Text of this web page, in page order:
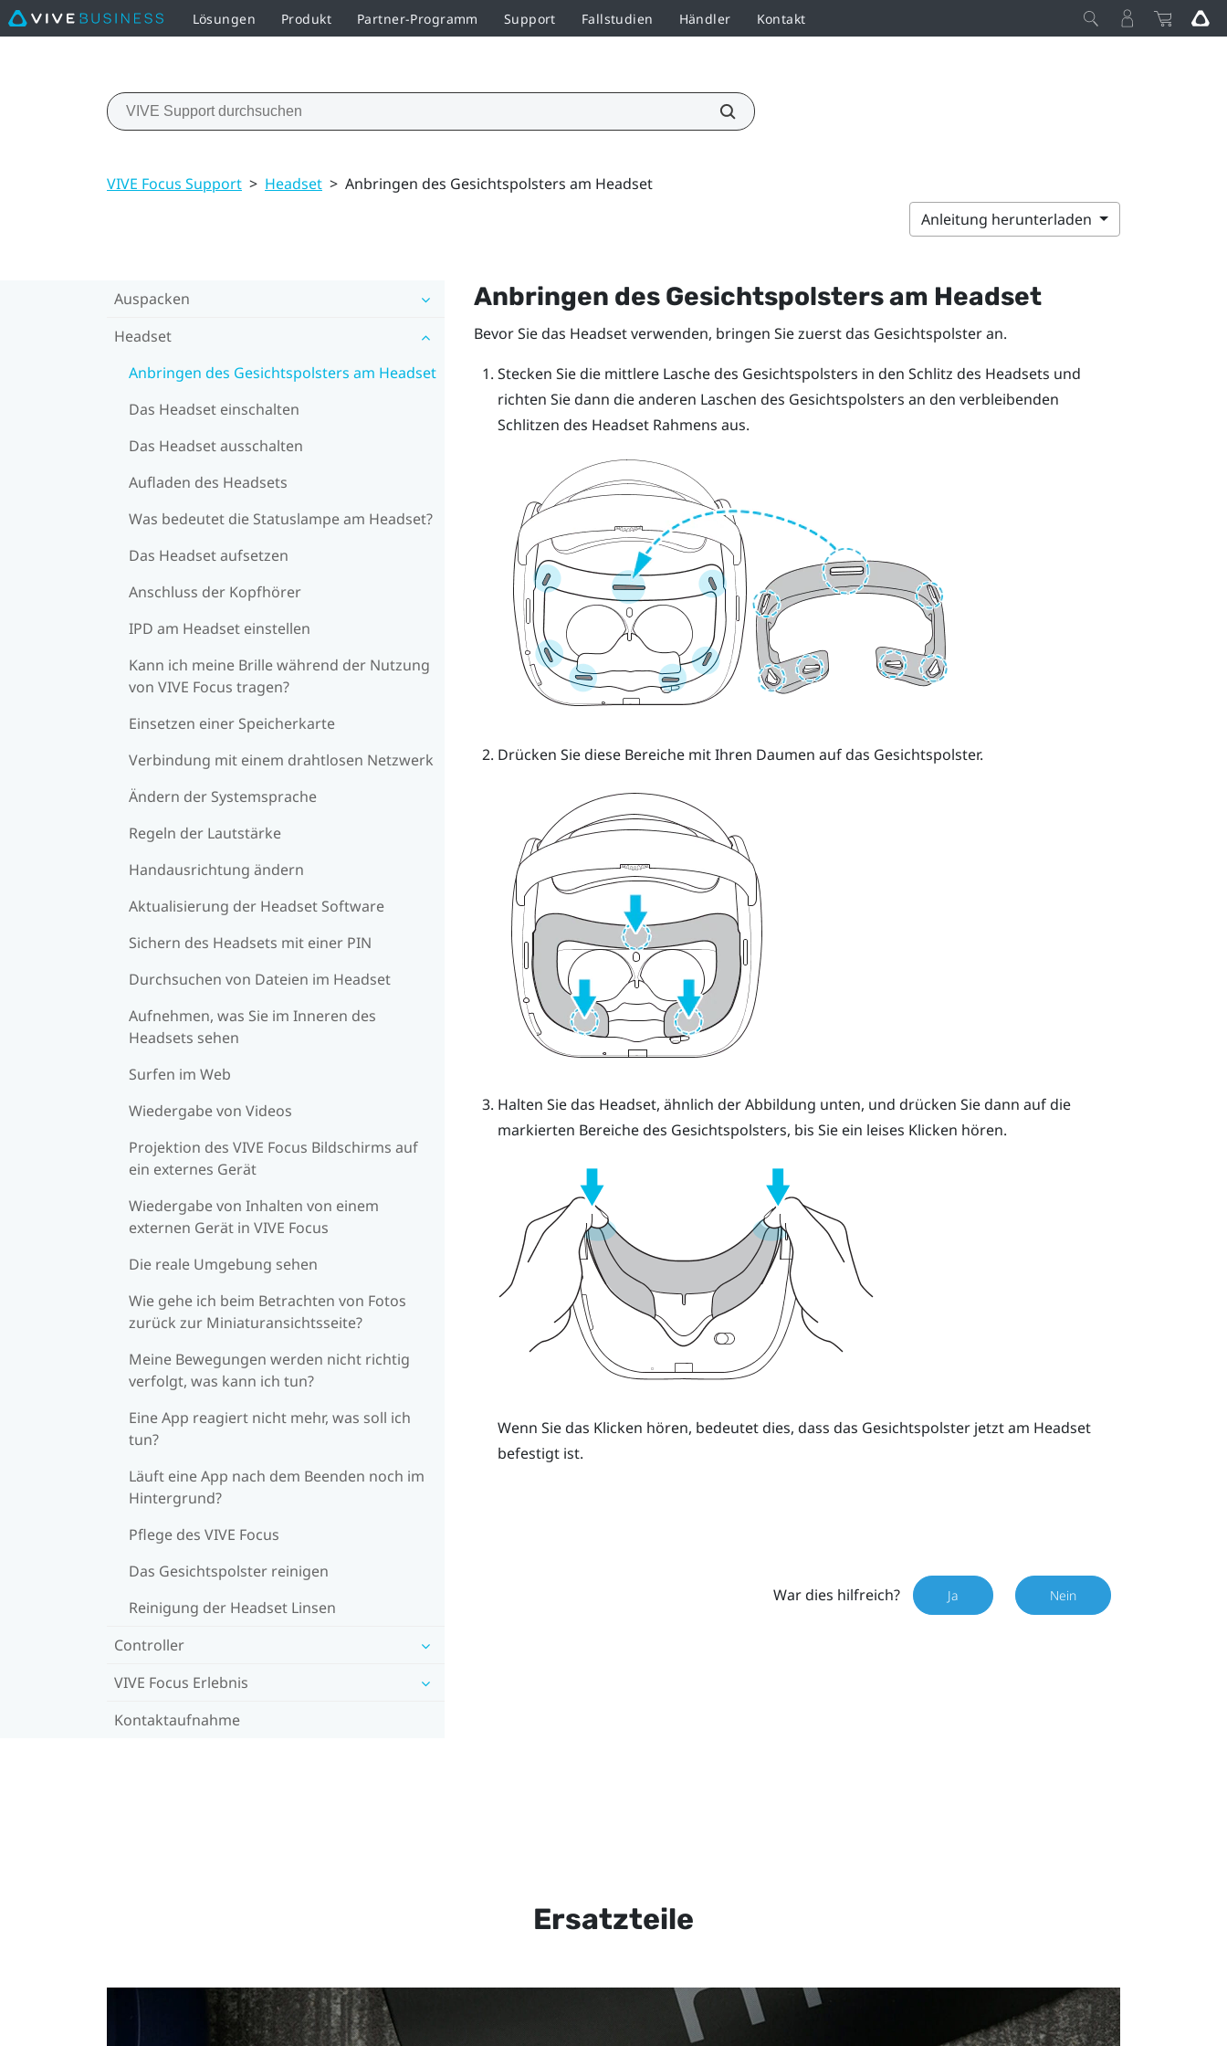
Lösungen Produkt Partner-Programm Support Fallstudien Händler Kontakt
VIVE Focus Support > Headset > Anbringen des Gesichtspolsters am Headset
Anleitung herunterladen
Auspacken
Headset
Anbringen des Gesichtspolsters am Headset
Das Headset einschalten
Das Headset ausschalten
Aufladen des Headsets
Was bedeutet die Statuslampe am Headset?
Das Headset aufsetzen
Anschluss der Kopfhörer
IPD am Headset einstellen
Kann ich meine Brille während der Nutzung
von VIVE Focus tragen?
Einsetzen einer Speicherkarte
Verbindung mit einem drahtlosen Netzwerk
Ändern der Systemsprache
Regeln der Lautstärke
Handausrichtung ändern
Aktualisierung der Headset Software
Sichern des Headsets mit einer PIN
Durchsuchen von Dateien im Headset
Aufnehmen, was Sie im Inneren des
Headsets sehen
Surfen im Web
Wiedergabe von Videos
Projektion des VIVE Focus Bildschirms auf
ein externes Gerät
Wiedergabe von Inhalten von einem
externen Gerät in VIVE Focus
Die reale Umgebung sehen
Wie gehe ich beim Betrachten von Fotos
zurück zur Miniaturansichtsseite?
Meine Bewegungen werden nicht richtig
verfolgt, was kann ich tun?
Eine App reagiert nicht mehr, was soll ich
tun?
Läuft eine App nach dem Beenden noch im
Hintergrund?
Pflege des VIVE Focus
Das Gesichtspolster reinigen
Reinigung der Headset Linsen
Controller
VIVE Focus Erlebnis
Kontaktaufnahme
Anbringen des Gesichtspolsters am Headset
Bevor Sie das Headset verwenden, bringen Sie zuerst das Gesichtspolster an.
Stecken Sie die mittlere Lasche des Gesichtspolsters in den Schlitz des Headsets und
richten Sie dann die anderen Laschen des Gesichtspolsters an den verbleibenden
Schlitzen des Headset Rahmens aus.
Drücken Sie diese Bereiche mit Ihren Daumen auf das Gesichtspolster.
Halten Sie das Headset, ähnlich der Abbildung unten, und drücken Sie dann auf die
markierten Bereiche des Gesichtspolsters, bis Sie ein leises Klicken hören.
Wenn Sie das Klicken hören, bedeutet dies, dass das Gesichtspolster jetzt am Headset
befestigt ist.
War dies hilfreich? Ja Nein
Ersatzteile